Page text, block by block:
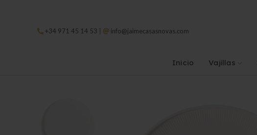
+34 971 45 14 53 | info@jaimecasasnovas.com
Inicio Vajillas